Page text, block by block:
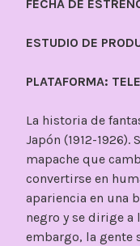
FECHA DE
ESTUDIO DE
PLATAFORMA:
La historia de
Japón (1912-1926).
mapache que
convertirse en
apariencia en una
negro y se dirige a
embargo, la gente